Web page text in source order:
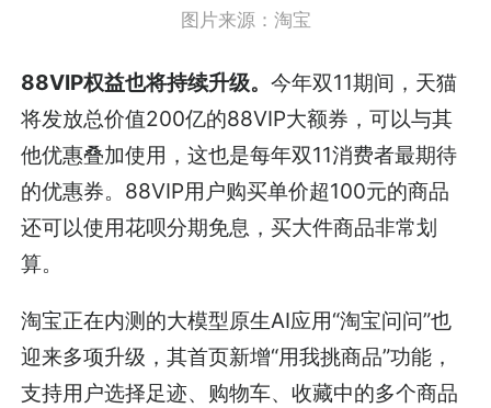
图片来源：淘宝
88VIP权益也将持续升级。今年双11期间，天猫
将发放总价值200亿的88VIP大额券，可以与其
他优惠叠加使用，这也是每年双11消费者最期待
的优惠券。88VIP用户购买单价超100元的商品
还可以使用花呗分期免息，买大件商品非常划
算。
淘宝正在内测的大模型原生AI应用“淘宝问问”也
迎来多项升级，其首页新增“用我挑商品”功能，
支持用户选择足迹、购物车、收藏中的多个商品